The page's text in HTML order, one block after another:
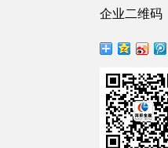
企业二维码